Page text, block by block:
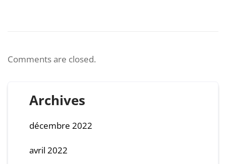
Comments are closed.
Archives
décembre 2022
avril 2022